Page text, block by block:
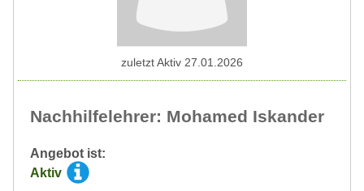
Nachhilfelehrer: Mohamed Iskander
Angebot ist:
Aktiv
zuletzt Aktiv 27.01.2026